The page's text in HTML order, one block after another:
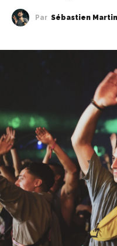
Par Sébastien